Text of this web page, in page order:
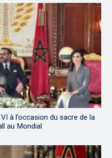
à l’occasion du sacre de la
au Mondial